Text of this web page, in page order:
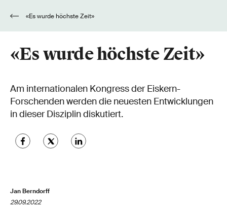
«Es wurde höchste Zeit»
«Es wurde höchste Zeit»
Am internationalen Kongress der Eiskern-
Forschenden werden die neuesten Entwicklungen
in dieser Disziplin diskutiert.
Jan Berndorff
29.09.2022